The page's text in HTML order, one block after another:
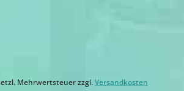
Mehrwertsteuer zzgl.Versandkosten